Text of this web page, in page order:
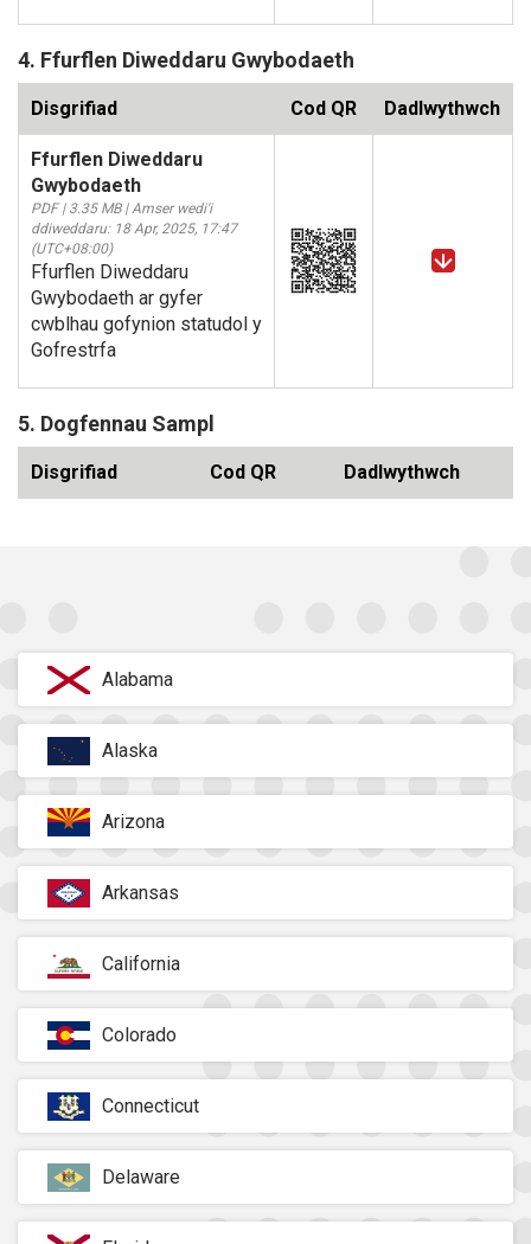
4. Ffurflen Diweddaru Gwybodaeth
Disgrifiad Cod QR Dadlwythwch
Ffurflen Diweddaru
Gwybodaeth
PDF | 3.35 MB | Amser wedi'i
ddiweddaru: 18 Apr, 2025, 17:47
(UTC+08:00)
Ffurflen Diweddaru
Gwybodaeth ar gyfer
cwblhau gofynion statudol y
Gofrestrfa
5. Dogfennau Sampl
Disgrifiad Cod QR Dadlwythwch
Alabama
Alaska
Arizona
Arkansas
California
Colorado
Connecticut
Delaware